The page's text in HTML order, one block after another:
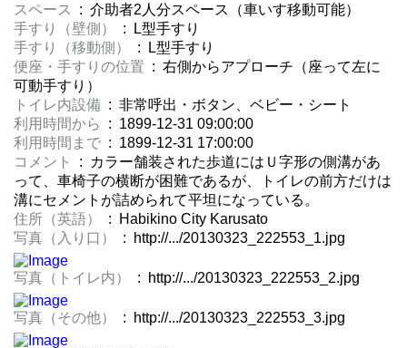
スペース
: 介助者2人分スペース（車いす移動可能）
手すり（壁側）
: L型手すり
手すり（移動側）
: L型手すり
便座・手すりの位置 : 右側からアプローチ（座って左に
可動手すり）
トイレ内設備 : 非常呼出・ボタン、ベビー・シート
利用時間から
: 1899-12-31 09:00:00
利用時間まで : 1899-12-31 17:00:00
コメント
: カラー舗装された歩道にはＵ字形の側溝があ
って、車椅子の横断が困難であるが、トイレの前方だけは
溝にセメントが詰められて平坦になっている。
住所（英語）
: Habikino City Karusato
写真（入り口）
: http://.../20130323_222553_1.jpg
写真（トイレ内） : http://.../20130323_222553_2.jpg
写真（その他） : http://.../20130323_222553_3.jpg